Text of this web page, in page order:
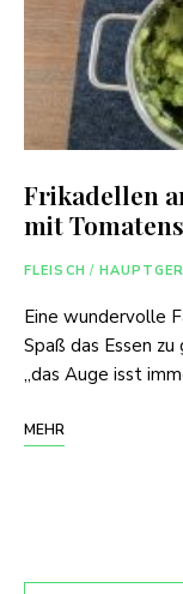
Frikadellen
mit
FLEISCH /
Eine wundervolle
Spaß das Essen
„das Auge isst
MEHR